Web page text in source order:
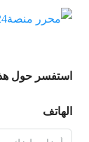
استفسر حول
الهاتف